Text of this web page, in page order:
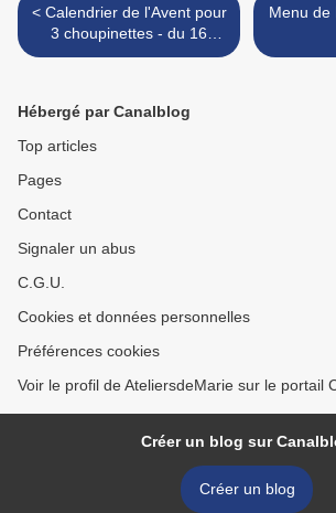
< Calendrier de l'Avent pour
3 choupinettes - du 16
décembre au 20 décembre
Menu de
Hébergé par Canalblog
Top articles
Pages
Contact
Signaler un abus
C.G.U.
Cookies et données personnelles
Préférences cookies
Voir le profil de AteliersdeMarie sur le portail
Créer un blog sur
Créer un blog